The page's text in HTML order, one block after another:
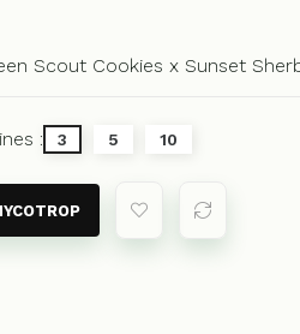
Scout Cookies x Sunset
: 3 5 10